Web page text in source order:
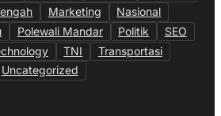
Marketing
Nasional
Polewali Mandar Politik
SEO
TNI
Transportasi
Uncategorized